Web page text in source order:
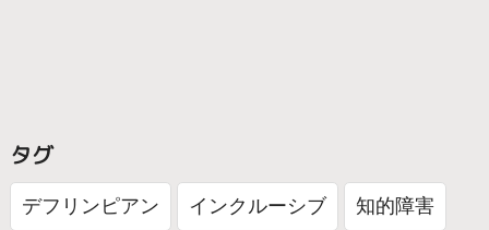
タグ
デフリンピアン インクルーシブ 知的障害